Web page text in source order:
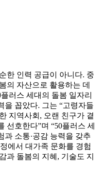
한 인력 공급이 아니다. 중
의 자산으로 활용하는 데
러스 세대의 돌봄 일자리
을 꼽았다. 그는 “고령자들
지역사회, 오랜 친구가 곁
선호한다”며 “50플러스 세
과 소통·공감 능력을 갖추
에서 대가족 문화를 경험
과 돌봄의 지혜, 기술도 지